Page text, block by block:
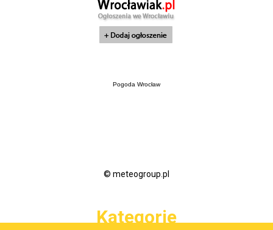
Pogoda Wrocław
© meteogroup.pl
Kategorie